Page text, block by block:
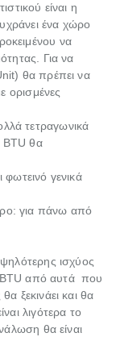
είναι η
ένα χώρο
να
Για να
θα πρέπει να
ορισμένες
τετραγωνικά
BTU θα
φωτεινό γενικά
για πάνω από
ισχύος
BTU από αυτά που
ξεκινάει και θα
λιγότερα το
θα είναι